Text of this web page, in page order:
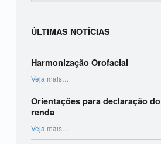
ÚLTIMAS NOTÍCIAS
Harmonização Orofacial
Veja mais…
Orientações para declaração
renda
Veja mais“Orientações para declaração do imposto de renda”
…